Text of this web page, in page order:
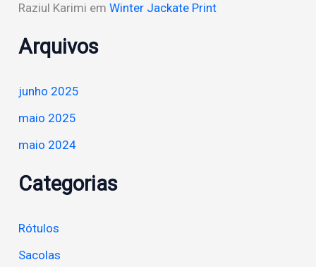
Raziul Karimi emWinter Jackate Print
Arquivos
junho 2025
maio 2025
maio 2024
Categorias
Rótulos
Sacolas